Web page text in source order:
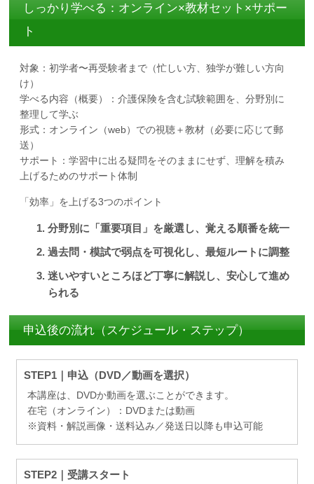
しっかり学べる：オンライン×教材セット×サポー
ト
対象：初学者〜再受験者まで（忙しい方、独学が難しい方向
け）
学べる内容（概要）：介護保険を含む試験範囲を、分野別に
整理して学ぶ
形式：オンライン（web）での視聴＋教材（必要に応じて郵
送）
サポート：学習中に出る疑問をそのままにせず、理解を積み
上げるためのサポート体制
「効率」を上げる3つのポイント
分野別に「重要項目」を厳選し、覚える順番を統一
過去問・模試で弱点を可視化し、最短ルートに調整
迷いやすいところほど丁寧に解説し、安心して進め
られる
申込後の流れ（スケジュール・ステップ）
STEP1｜申込（DVD／動画を選択）
本講座は、DVDか動画を選ぶことができます。
在宅（オンライン）：DVDまたは動画
※資料・解説画像・送料込み／発送日以降も申込可能
STEP2｜受講スタート